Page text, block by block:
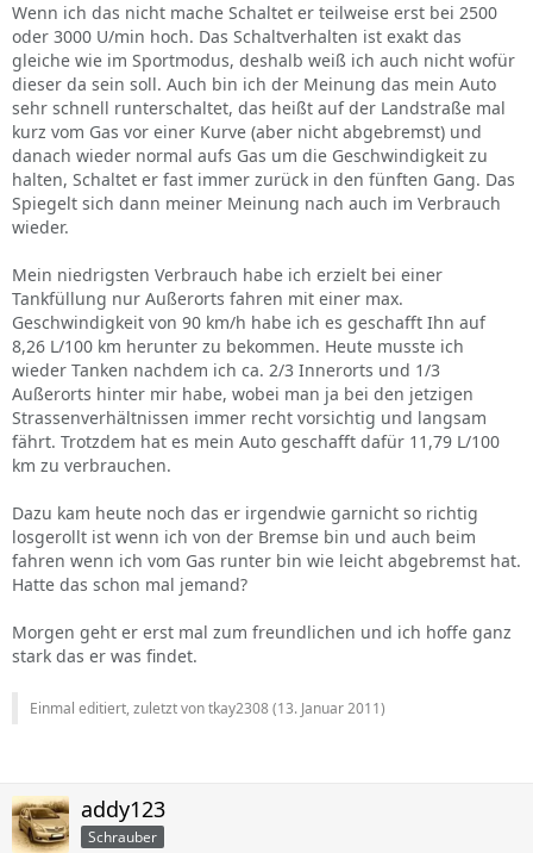
Wenn ich das nicht mache Schaltet er teilweise erst bei 2500
oder 3000 U/min hoch. Das Schaltverhalten ist exakt das
gleiche wie im Sportmodus, deshalb weiß ich auch nicht wofür
dieser da sein soll. Auch bin ich der Meinung das mein Auto
sehr schnell runterschaltet, das heißt auf der Landstraße mal
kurz vom Gas vor einer Kurve (aber nicht abgebremst) und
danach wieder normal aufs Gas um die Geschwindigkeit zu
halten, Schaltet er fast immer zurück in den fünften Gang. Das
Spiegelt sich dann meiner Meinung nach auch im Verbrauch
wieder.
Mein niedrigsten Verbrauch habe ich erzielt bei einer
Tankfüllung nur Außerorts fahren mit einer max.
Geschwindigkeit von 90 km/h habe ich es geschafft Ihn auf
8,26 L/100 km herunter zu bekommen. Heute musste ich
wieder Tanken nachdem ich ca. 2/3 Innerorts und 1/3
Außerorts hinter mir habe, wobei man ja bei den jetzigen
Strassenverhältnissen immer recht vorsichtig und langsam
fährt. Trotzdem hat es mein Auto geschafft dafür 11,79 L/100
km zu verbrauchen.
Dazu kam heute noch das er irgendwie garnicht so richtig
losgerollt ist wenn ich von der Bremse bin und auch beim
fahren wenn ich vom Gas runter bin wie leicht abgebremst hat.
Hatte das schon mal jemand?
Morgen geht er erst mal zum freundlichen und ich hoffe ganz
stark das er was findet.
Einmal editiert, zuletzt von tkay2308 (13. Januar 2011)
addy123
Schrauber